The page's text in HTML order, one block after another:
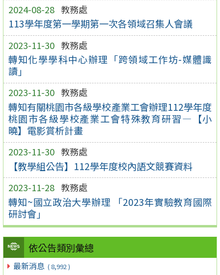
2024-08-28 教務處
113學年度第一學期第一次各領域召集人會議
2023-11-30 教務處
轉知化學學科中心辦理「跨領域工作坊-媒體識
讀」
2023-11-30 教務處
轉知有關桃園市各級學校產業工會辦理112學年度
桃園市各級學校產業工會特殊教育研習—【小
曉】電影賞析計畫
2023-11-30 教務處
【教學組公告】112學年度校內語文競賽資料
2023-11-28 教務處
轉知~國立政治大學辦理 「2023年實驗教育國際
研討會」
依公告類別彙總
最新消息 ( 8,992 )